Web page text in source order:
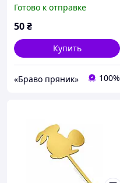
в упаковке), 12*7 см
Готово к отправке
50₴
Купить
«Браво пряник» 100%